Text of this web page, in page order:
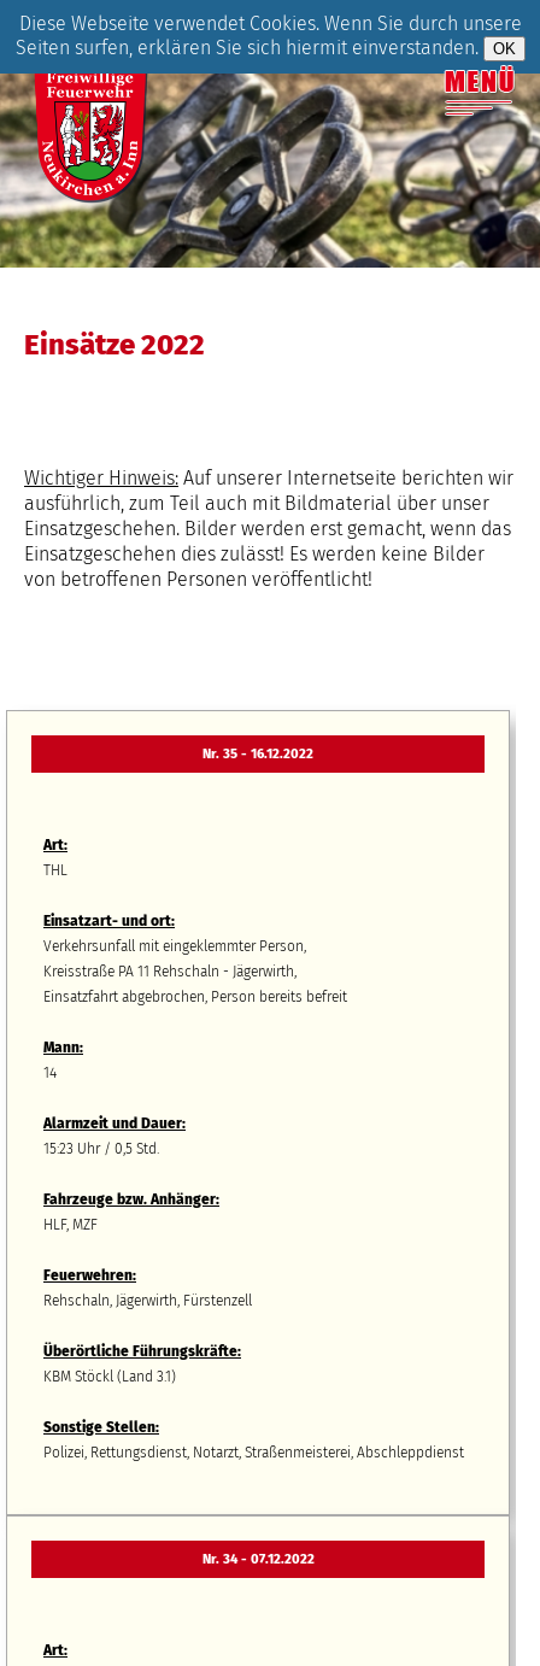
Diese Webseite verwendet Cookies. Wenn Sie durch unsere
Seiten surfen, erklären Sie sich hiermit einverstanden.
Einsätze 2022
Wichtiger Hinweis: Auf unserer Internetseite berichten wir
ausführlich, zum Teil auch mit Bildmaterial über unser
Einsatzgeschehen. Bilder werden erst gemacht, wenn das
Einsatzgeschehen dies zulässt! Es werden keine Bilder
von betroffenen Personen veröffentlicht!
Nr. 35 - 16.12.2022
Art:
THL
Einsatzart- und ort:
Verkehrsunfall mit eingeklemmter Person,
Kreisstraße PA 11 Rehschaln - Jägerwirth,
Einsatzfahrt abgebrochen, Person bereits befreit
Mann:
14
Alarmzeit und Dauer:
15:23 Uhr / 0,5 Std.
Fahrzeuge bzw.Anhänger:
HLF, MZF
Feuerwehren:
Rehschaln, Jägerwirth, Fürstenzell
Überörtliche Führungskräfte:
KBM Stöckl (Land 3.1)
Sonstige Stellen:
Polizei, Rettungsdienst, Notarzt, Straßenmeisterei, Abschleppdienst
Nr. 34 - 07.12.2022
Art: